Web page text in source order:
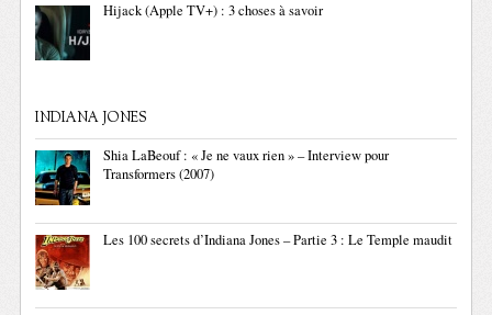
Hijack (Apple TV+) : 3 choses à savoir
INDIANA JONES
Shia LaBeouf : « Je ne vaux rien » – Interview pour
Transformers (2007)
Les 100 secrets d’Indiana Jones – Partie 3 : Le Temple maudit